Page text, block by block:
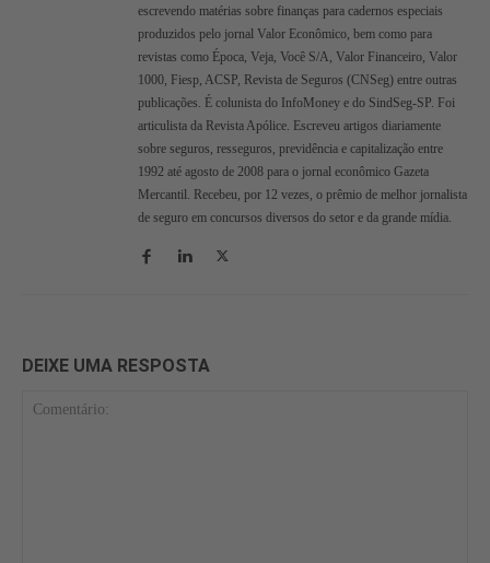
escrevendo matérias sobre finanças para cadernos especiais
produzidos pelo jornal Valor Econômico, bem como para
revistas como Época, Veja, Você S/A, Valor Financeiro, Valor
1000, Fiesp, ACSP, Revista de Seguros (CNSeg) entre outras
publicações. É colunista do InfoMoney e do SindSeg-SP. Foi
articulista da Revista Apólice. Escreveu artigos diariamente
sobre seguros, resseguros, previdência e capitalização entre
1992 até agosto de 2008 para o jornal econômico Gazeta
Mercantil. Recebeu, por 12 vezes, o prêmio de melhor jornalista
de seguro em concursos diversos do setor e da grande mídia.
DEIXE UMA RESPOSTA